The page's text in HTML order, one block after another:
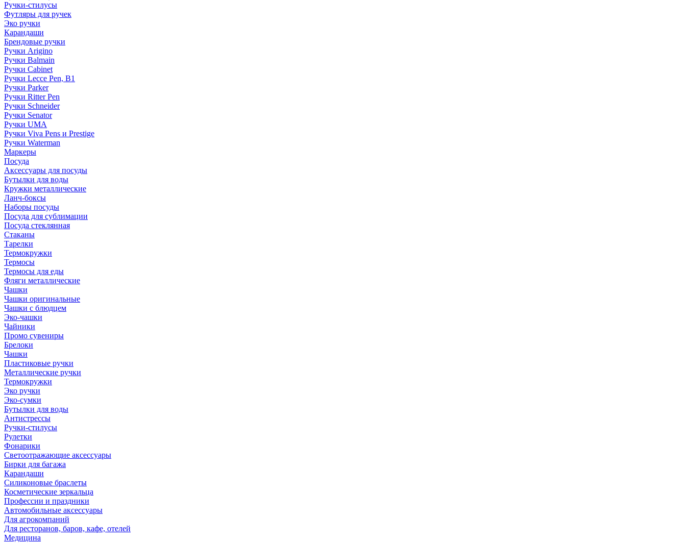
Ручки-стилусы
Футляры для ручек
Эко ручки
Карандаши
Брендовые ручки
Ручки Arigino
Ручки Balmain
Ручки Cabinet
Ручки Lecce Pen, B1
Ручки Parker
Ручки Ritter Pen
Ручки Schneider
Ручки Senator
Ручки UMA
Ручки Viva Pens и Prestige
Ручки Waterman
Маркеры
Посуда
Аксессуары для посуды
Бутылки для воды
Кружки металлические
Ланч-боксы
Наборы посуды
Посуда для сублимации
Посуда стеклянная
Стаканы
Тарелки
Термокружки
Термосы
Термосы для еды
Фляги металлические
Чашки
Чашки оригинальные
Чашки с блюдцем
Эко-чашки
Чайники
Промо сувениры
Брелоки
Чашки
Пластиковые ручки
Металлические ручки
Термокружки
Эко ручки
Эко-сумки
Бутылки для воды
Антистрессы
Ручки-стилусы
Рулетки
Фонарики
Светоотражающие аксессуары
Бирки для багажа
Карандаши
Силиконовые браслеты
Косметические зеркальца
Профессии и праздники
Автомобильные аксессуары
Для агрокомпаний
Для ресторанов, баров, кафе, отелей
Медицина